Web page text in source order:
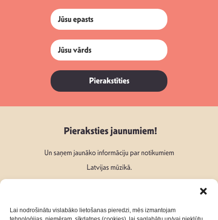
Lai nodrošinātu vislabāko lietošanas pieredzi, mēs izmantojam
Pierakstīties
Pieraksties jaunumiem!
Un saņem jaunāko informāciju par notikumiem
Latvijas mūzikā.